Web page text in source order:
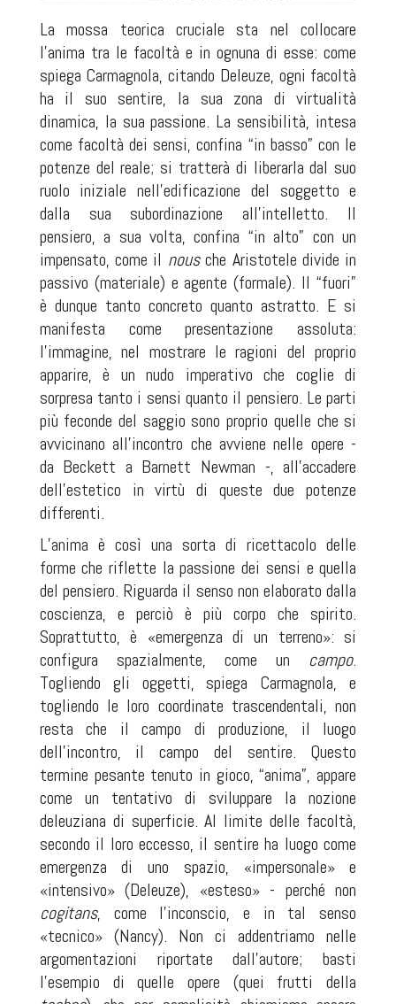
La mossa teorica cruciale sta nel collocare
l’anima tra le facoltà e in ognuna di esse: come
spiega Carmagnola, citando Deleuze, ogni facoltà
ha il suo sentire, la sua zona di virtualità
dinamica, la sua passione. La sensibilità, intesa
come facoltà dei sensi, confina “in basso” con le
potenze del reale; si tratterà di liberarla dal suo
ruolo iniziale nell’edificazione del soggetto e
dalla sua subordinazione all’intelletto. Il
pensiero, a sua volta, confina “in alto” con un
impensato, come il nousche Aristotele divide in
passivo (materiale) e agente (formale). Il “fuori”
è dunque tanto concreto quanto astratto. E si
manifesta come presentazione assoluta:
l’immagine, nel mostrare le ragioni del proprio
apparire, è un nudo imperativo che coglie di
sorpresa tanto i sensi quanto il pensiero. Le parti
più feconde del saggio sono proprio quelle che si
avvicinano all’incontro che avviene nelle opere -
da Beckett a Barnett Newman -, all’accadere
dell’estetico in virtù di queste due potenze
differenti.
L’anima è così una sorta di ricettacolo delle
forme che riflette la passione dei sensi e quella
del pensiero. Riguarda il senso non elaborato dalla
coscienza, e perciò è più corpo che spirito.
Soprattutto, è «emergenza di un terreno»: si
configura spazialmente, come un campo.
Togliendo gli oggetti, spiega Carmagnola, e
togliendo le loro coordinate trascendentali, non
resta che il campo di produzione, il luogo
dell’incontro, il campo del sentire. Questo
termine pesante tenuto in gioco, “anima”, appare
come un tentativo di sviluppare la nozione
deleuziana di superficie. Al limite delle facoltà,
secondo il loro eccesso, il sentire ha luogo come
emergenza di uno spazio, «impersonale» e
«intensivo» (Deleuze), «esteso» - perché non
cogitans, come l’inconscio, e in tal senso
«tecnico» (Nancy). Non ci addentriamo nelle
argomentazioni riportate dall’autore; basti
l’esempio di quelle opere (quei frutti della